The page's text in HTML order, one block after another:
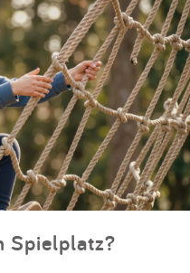
Spielplatz?